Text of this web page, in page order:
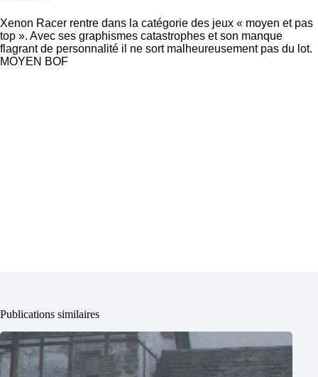
Xenon Racer rentre dans la catégorie des jeux « moyen et pas
top ». Avec ses graphismes catastrophes et son manque
flagrant de personnalité il ne sort malheureusement pas du lot.
MOYEN BOF
Publications similaires